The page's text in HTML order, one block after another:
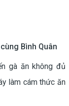
Bình Quân
gà ăn không đủ
làm cám thức ăn